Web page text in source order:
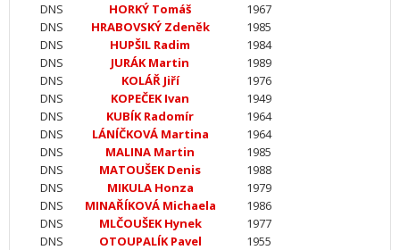
DNS
HORKÝ Tomáš
1967
DNS
HRABOVSKÝ Zdeněk
1985
DNS
HUPŠIL Radim
1984
DNS
JURÁK Martin
1989
DNS
KOLÁŘ Jiří
1976
DNS
KOPEČEK Ivan
1949
DNS
KUBÍK Radomír
1964
DNS
LÁNÍČKOVÁ Martina
1964
DNS
MALINA Martin
1985
DNS
MATOUŠEK Denis
1988
DNS
MIKULA Honza
1979
DNS
MINAŘÍKOVÁ Michaela
1986
DNS
MLČOUŠEK Hynek
1977
DNS
OTOUPALÍK Pavel
1955